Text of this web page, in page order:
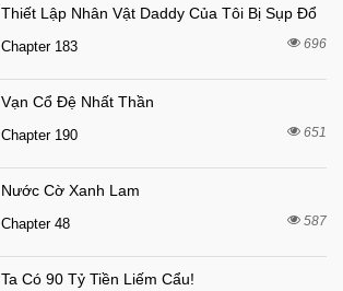
7 tháng trước
2 tháng trước
7 tháng trước
7 tháng trước
Thiết Lập Nhân Vật Daddy Của Tôi Bị Sụp Đổ
Chapter 183 696
Vạn Cổ Đệ Nhất Thần
Chapter 190 651
Nước Cờ Xanh Lam
Chapter 48 587
Ta Có 90 Tỷ Tiền Liếm Cẩu!